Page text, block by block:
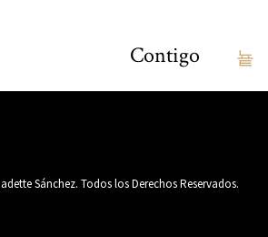
Contigo
Sánchez. Todos los Derechos Reservados.